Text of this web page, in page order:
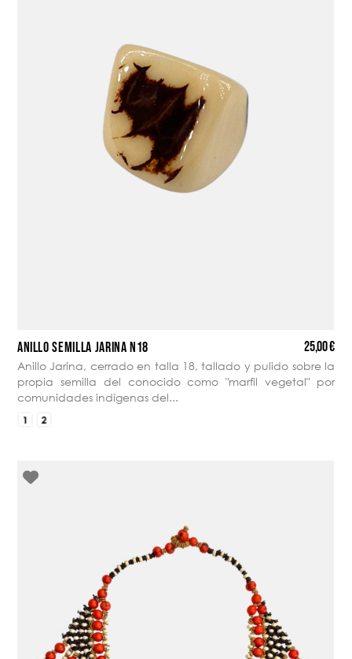
ANILLO SEMILLA JARINA N18 25,00 €
Anillo Jarina, cerrado en talla 18, tallado y pulido sobre la
propia semilla del conocido como "marfil vegetal" por
comunidades indígenas del...